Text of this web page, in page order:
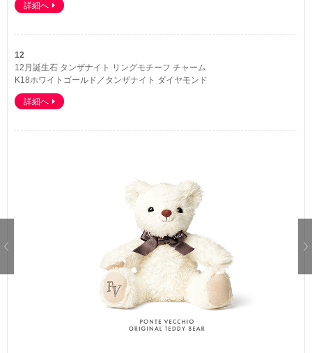
詳細へ
12
12月誕生石 タンザナイト リングモチーフ チャーム
K18ホワイトゴールド／タンザナイト ダイヤモンド
詳細へ